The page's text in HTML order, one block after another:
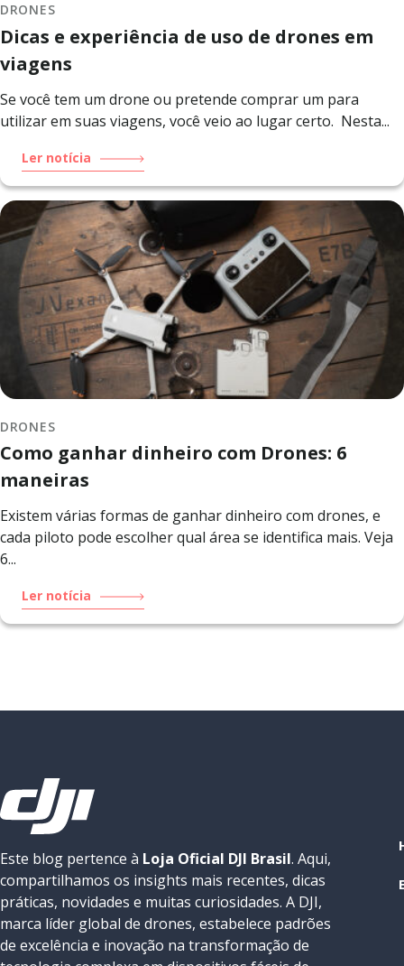
DRONES
Dicas e experiência de uso de drones em
viagens
Se você tem um drone ou pretende comprar um para
utilizar em suas viagens, você veio ao lugar certo. Nesta...
Ler notícia
DRONES
Como ganhar dinheiro com Drones: 6
maneiras
Existem várias formas de ganhar dinheiro com drones, e
cada piloto pode escolher qual área se identifica mais. Veja
6...
Ler notícia
Este blog pertence à Loja Oficial DJI Brasil. Aqui,
compartilhamos os insights mais recentes, dicas
práticas, novidades e muitas curiosidades. A DJI,
marca líder global de drones, estabelece padrões
de excelência e inovação na transformação de